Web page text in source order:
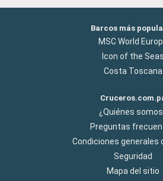
Barcos más
MSC World
Icon of the Seas
Costa Toscana
¿Quiénes
Preguntas
Condiciones generales
Seguridad
Mapa del sitio